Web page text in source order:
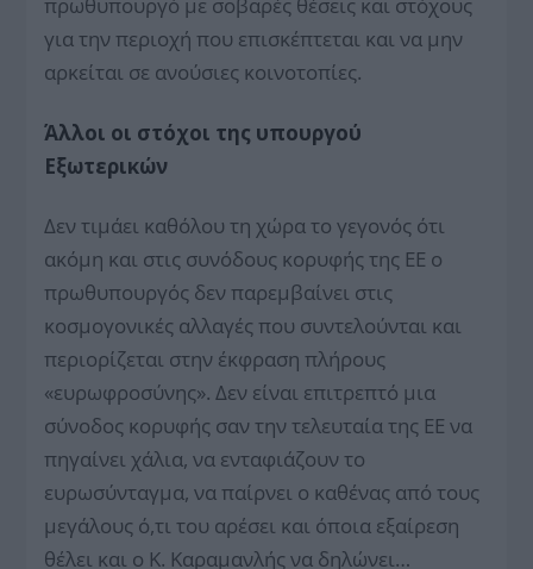
για την περιοχή που επισκέπτεται και να μην
αρκείται σε ανούσιες κοινοτοπίες.
Άλλοι οι στόχοι της υπουργού
Εξωτερικών
Δεν τιμάει καθόλου τη χώρα το γεγονός ότι
ακόμη και στις συνόδους κορυφής της ΕΕ ο
πρωθυπουργός δεν παρεμβαίνει στις
κοσμογονικές αλλαγές που συντελούνται και
περιορίζεται στην έκφραση πλήρους
«ευρωφροσύνης». Δεν είναι επιτρεπτό μια
σύνοδος κορυφής σαν την τελευταία της ΕΕ να
πηγαίνει χάλια, να ενταφιάζουν το
ευρωσύνταγμα, να παίρνει ο καθένας από τους
μεγάλους ό,τι του αρέσει και όποια εξαίρεση
θέλει και ο Κ. Καραμανλής να δηλώνει…